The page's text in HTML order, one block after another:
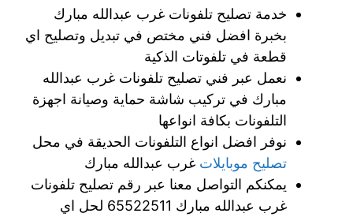
خدمة تصليح تلفونات غرب عبدالله مبارك
بخبرة افضل فني مختص في تبديل وتصليح اي
قطعة في تلفوتات الذكية
نعمل عبر فني تصليح تلفونات غرب عبدالله
مبارك في تركيب شاشة حماية وصيانة اجهزة
التلفونات بكافة انواعها
نوفر افضل انواع التلفونات الحديقة في محل
تصليح موبايلات غرب عبدالله مبارك
يمكنكم التواصل معنا عبر رقم تصليح تلفونات
غرب عبدالله مبارك 65522511 لحل اي